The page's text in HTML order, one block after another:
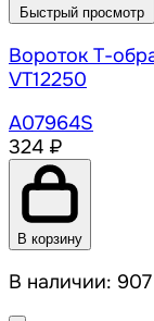
Быстрый просмотр
Вороток Т-
VT12250
A07964S
324 ₽
В корзину
В наличии: